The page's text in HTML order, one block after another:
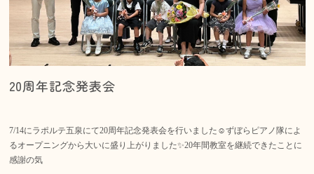
20周年記念発表会
7/14にラポルテ五泉にて20周年記念発表会を行いました☺️ずぼらピアノ隊によ
るオープニングから大いに盛り上がりました✨20年間教室を継続できたことに
感謝の気